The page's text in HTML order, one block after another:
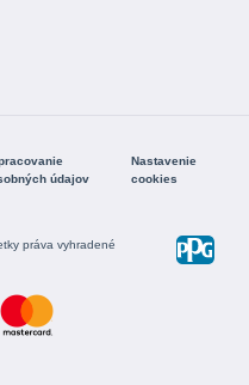
údajov
Nastavenie
cookies
práva vyhradené